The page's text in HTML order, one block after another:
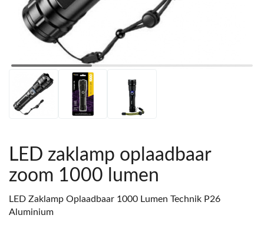
LED zaklamp oplaadbaar
zoom 1000 lumen
LED Zaklamp Oplaadbaar 1000 Lumen Technik P26
Aluminium